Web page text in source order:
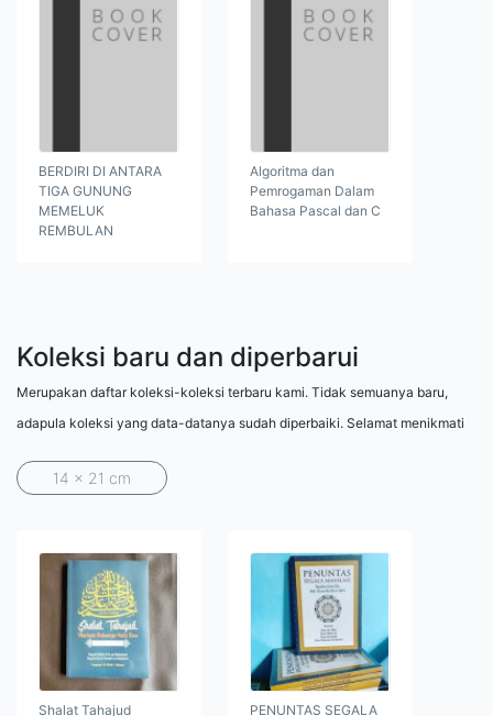
BERDIRI DI ANTARA
TIGA GUNUNG
MEMELUK
REMBULAN
Algoritma dan
Pemrogaman Dalam
Bahasa Pascal dan C
Koleksi baru dan diperbarui
Merupakan daftar koleksi-koleksi terbaru kami. Tidak semuanya baru,
adapula koleksi yang data-datanya sudah diperbaiki. Selamat menikmati
14 x 21 cm
Shalat Tahajud PENUNTAS SEGALA